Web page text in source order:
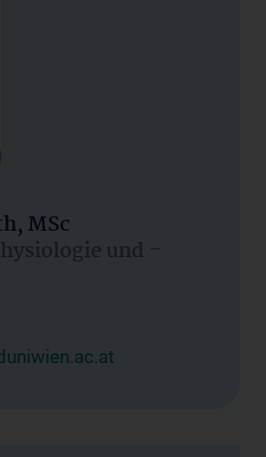
MSc
und -